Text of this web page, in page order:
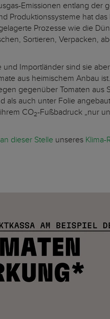
Emissionen entlang der
Produktionssysteme hat
Prozesse wie die
Sortieren, Verpacken,
Importländer sind sie
aus heimischem Anbau
gegenüber Tomaten aus
als auch unter Folie
CO2-Fußbadruck „nur
an dieser Stelle unseres Klima-